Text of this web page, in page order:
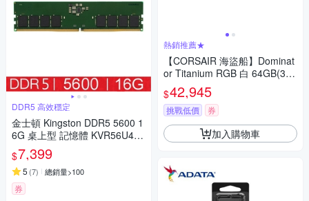
DDR5 高效穩定
金士頓 Kingston DDR5 5600 1
6G 桌上型 記憶體 KVR56U46B
S8-16
$7,399
5 (7) 總銷量>100
券
熱銷推薦★
【CORSAIR 海盜船】Dominat
or Titanium RGB 白 64GB(32
Gx2) DDR5-6000(CMP64GX5
M2B6000Z30W)
$42,945
挑戰低價 券
加入購物車